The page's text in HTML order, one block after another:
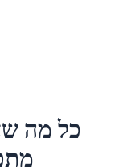
כל מה